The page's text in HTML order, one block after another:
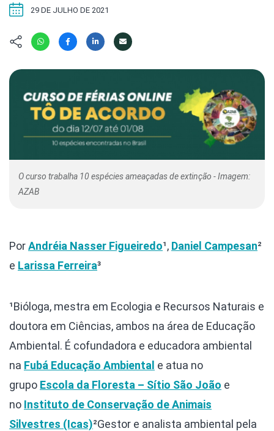
Kit
Photo
Políticas
Saúde,
Segunda
Universo
Missão
Cursos
29 DE JULHO DE 2021
O curso trabalha 10 espécies ameaçadas de extinção - Imagem:
AZAB
PorAndréia Nasser Figueiredo¹, Daniel Campesan²
e Larissa Ferreira³
¹Bióloga, mestra em Ecologia e Recursos Naturais e
doutora em Ciências, ambos na área de Educação
Ambiental. É cofundadora e educadora ambiental
na Fubá Educação Ambiental e atua no
grupo Escola da Floresta – Sítio São João e
no Instituto de Conservação de Animais
Silvestres (Icas)²Gestor e analista ambiental pela